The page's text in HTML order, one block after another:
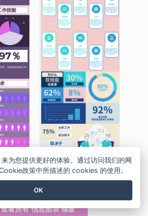
关于软技能的硬事实信息图表 10顶级软技能信息图表
查看所有 信息图表 模板
为您提供更好的体验。通过访问我们的网
政策中所描述的 cookies 的使用。
OK